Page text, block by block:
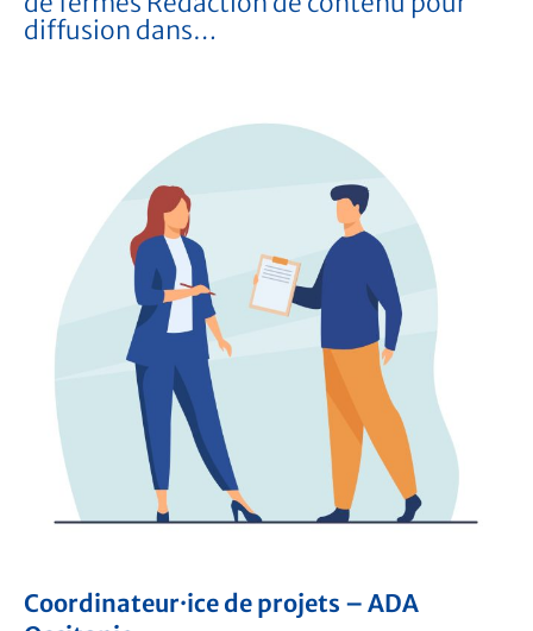
diffusion dans…
Coordinateur·ice de projets – ADA